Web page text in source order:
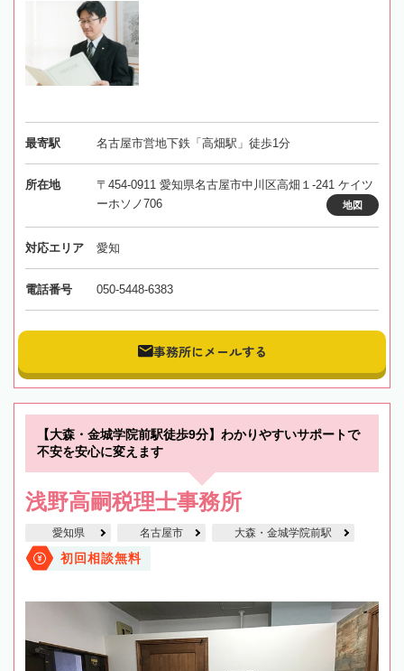
最寄駅 名古屋市営地下鉄「高畑駅」徒歩1分
所在地
〒454-0911 愛知県名古屋市中川区高畑１-241 ケイツ
ーホソノ706
地図
対応エリア 愛知
電話番号 050-5448-6383
事務所にメールする
【大森・金城学院前駅徒歩9分】わかりやすいサポートで
不安を安心に変えます
浅野高嗣税理士事務所
愛知県 名古屋市 大森・金城学院前駅
初回相談無料